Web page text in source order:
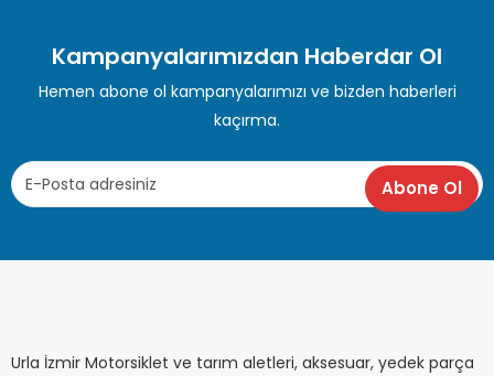
Kampanyalarımızdan Haberdar Ol
Hemen abone ol kampanyalarımızı ve bizden haberleri
kaçırma.
Urla İzmir Motorsiklet ve tarım aletleri, aksesuar, yedek parça